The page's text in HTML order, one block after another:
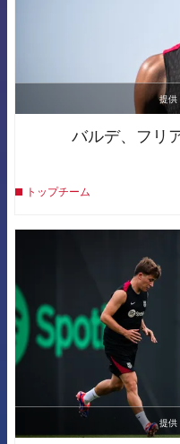
提供
バルデ、フリ
トップチーム
提供